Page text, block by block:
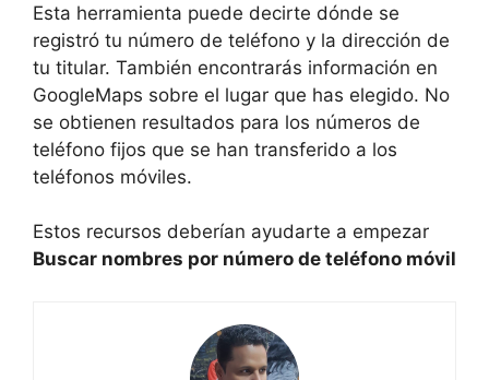
Esta herramienta puede decirte dónde se
registró tu número de teléfono y la dirección de
tu titular. También encontrarás información en
GoogleMaps sobre el lugar que has elegido. No
se obtienen resultados para los números de
teléfono fijos que se han transferido a los
teléfonos móviles.
Estos recursos deberían ayudarte a empezar
Buscar nombres por número de teléfono móvil